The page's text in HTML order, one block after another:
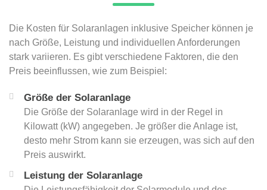
Die Kosten für Solaranlagen inklusive Speicher können je
nach Größe, Leistung und individuellen Anforderungen
stark variieren. Es gibt verschiedene Faktoren, die den
Preis beeinflussen, wie zum Beispiel:
Größe der Solaranlage
Die Größe der Solaranlage wird in der Regel in
Kilowatt (kW) angegeben. Je größer die Anlage ist,
desto mehr Strom kann sie erzeugen, was sich auf den
Preis auswirkt.
Leistung der Solaranlage